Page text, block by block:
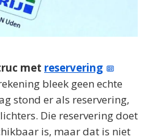
met reservering
bleek geen echte
stond er als reservering,
Die reservering doet
is, maar dat is niet